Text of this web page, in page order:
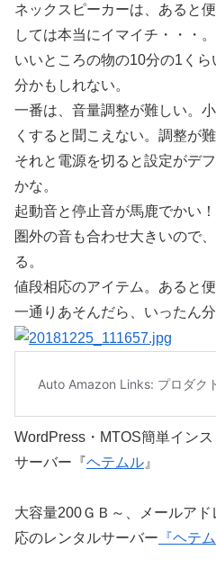
ネックスピーカーは、あると
しては本当にイマイチ・・・。
いいところの物の10分の1く
分かもしれない。
一番は、音量調整が難しい。
くすると聞こえない。調整が難
それと電源を切ると設定がデ
かな。
起動音と停止音が馬鹿でかい！
圏外の音も合わせ大きいので
る。
値段相応のアイテム。あると
一通りあそんだら、いったん
WordPress・MTOS簡単イン
サーバー『ヘテムル 』
大容量200ＧＢ～、メールア
応のレンタルサーバー 『ヘテ